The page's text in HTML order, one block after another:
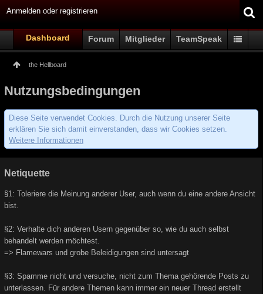
Anmelden oder registrieren
Dashboard Forum Mitglieder TeamSpeak
the Hellboard
Nutzungsbedingungen
Diese Seite verwendet Cookies. Durch die Nutzung unserer Seite
erklären Sie sich damit einverstanden, dass wir Cookies setzen.
Weitere Informationen
Netiquette
§1: Toleriere die Meinung anderer User, auch wenn du eine andere Ansicht
bist.
§2: Verhalte dich anderen Usern gegenüber so, wie du auch selbst
behandelt werden möchtest.
=> Flamewars und grobe Beleidigungen sind untersagt
§3: Spamme nicht und versuche, nicht zum Thema gehörende Posts zu
unterlassen. Für andere Themen kann immer ein neuer Thread erstellt